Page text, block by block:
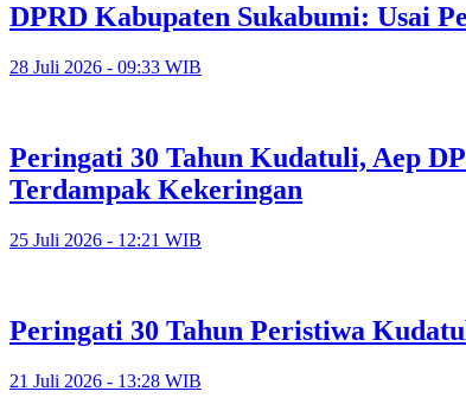
DPRD Kabupaten Sukabumi: Usai
28 Juli 2026 - 09:33 WIB
Peringati 30 Tahun Kudatuli, Aep
Terdampak Kekeringan
25 Juli 2026 - 12:21 WIB
Peringati 30 Tahun Peristiwa
21 Juli 2026 - 13:28 WIB